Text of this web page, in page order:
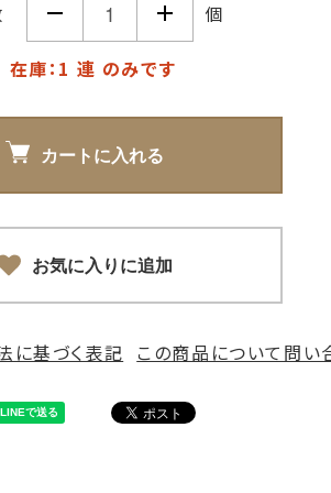
個
在庫：1 連 のみです
カートに入れる
お気に入りに追加
に基づく表記 この商品について問い